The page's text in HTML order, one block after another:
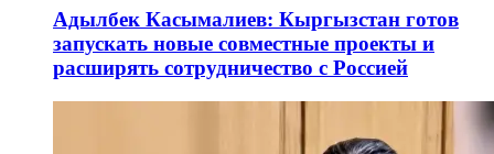
Адылбек Касымалиев: Кыргызстан готов
запускать новые совместные проекты и
расширять сотрудничество с Россией